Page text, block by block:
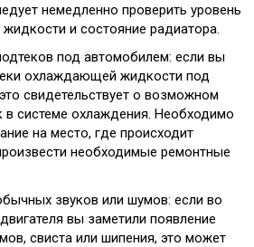
немедленно проверить уровень
и состояние радиатора.
под автомобилем: если вы
охлаждающей жидкости под
свидетельствует о возможном
в системе охлаждения. Необходимо
на место, где происходит
необходимые ремонтные
звуков или шумов: если во
вы заметили появление
свиста или шипения, это может